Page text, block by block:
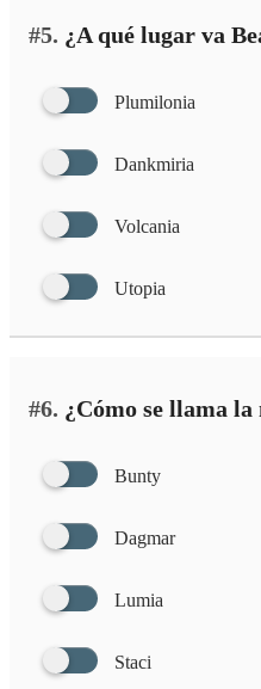
#5. ¿A qué lugar va
Plumilonia
Dankmiria
Volcania
Utopia
#6. ¿Cómo se llama la
Bunty
Dagmar
Lumia
Staci